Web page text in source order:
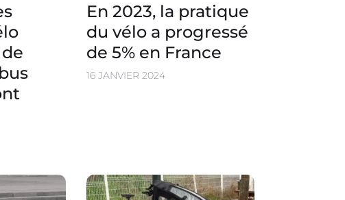
En 2023, la pratique
du vélo a progressé
de 5% en France
16 JANVIER 2024